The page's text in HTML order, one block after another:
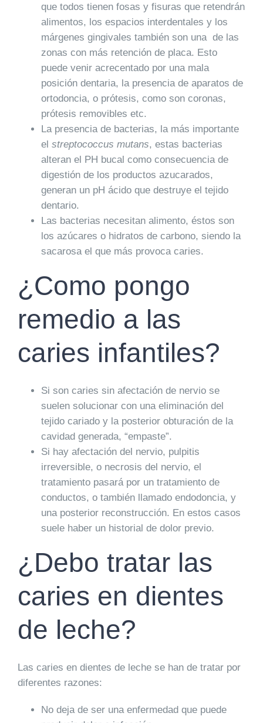
que todos tienen fosas y fisuras que retendrán
alimentos, los espacios interdentales y los
márgenes gingivales también son una de las
zonas con más retención de placa. Esto
puede venir acrecentado por una mala
posición dentaria, la presencia de aparatos de
ortodoncia, o prótesis, como son coronas,
prótesis removibles etc.
La presencia de bacterias, la más importante
el streptococcus mutans, estas bacterias
alteran el PH bucal como consecuencia de
digestión de los productos azucarados,
generan un pH ácido que destruye el tejido
dentario.
Las bacterias necesitan alimento, éstos son
los azúcares o hidratos de carbono, siendo la
sacarosa el que más provoca caries.
¿Como pongo
remedio a las
caries infantiles?
Si son caries sin afectación de nervio se
suelen solucionar con una eliminación del
tejido cariado y la posterior obturación de la
cavidad generada, “empaste”.
Si hay afectación del nervio, pulpitis
irreversible, o necrosis del nervio, el
tratamiento pasará por un tratamiento de
conductos, o también llamado endodoncia, y
una posterior reconstrucción. En estos casos
suele haber un historial de dolor previo.
¿Debo tratar las
caries en dientes
de leche?
Las caries en dientes de leche se han de tratar por
diferentes razones:
No deja de ser una enfermedad que puede